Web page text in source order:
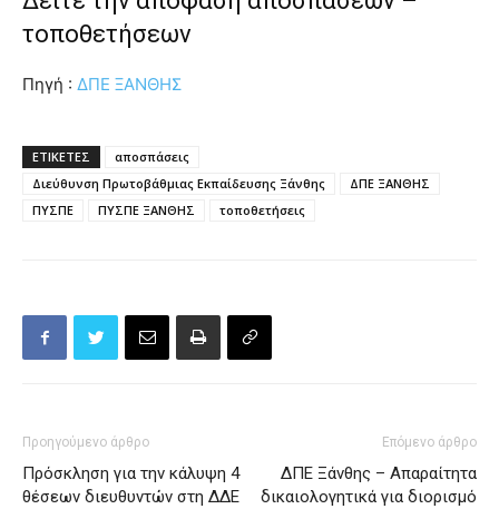
τοποθετήσεων
Πηγή : ΔΠΕ ΞΑΝΘΗΣ
ΕΤΙΚΕΤΕΣ
αποσπάσεις
Διεύθυνση Πρωτοβάθμιας Εκπαίδευσης Ξάνθης
ΔΠΕ ΞΑΝΘΗΣ
ΠΥΣΠΕ
ΠΥΣΠΕ ΞΑΝΘΗΣ τοποθετήσεις
Προηγούμενο άρθρο
Πρόσκληση για την κάλυψη 4
θέσεων διευθυντών στη ΔΔΕ
Επόμενο άρθρο
ΔΠΕ Ξάνθης – Απαραίτητα
δικαιολογητικά για διορισμό